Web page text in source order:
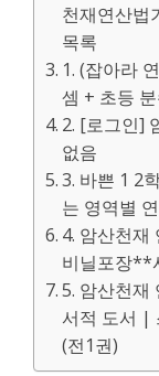
천재연산법
목록
1. (잡아라
셈 + 초등
2. [로그인]
없음
3. 바쁜 1 2
는 영역별
4. 암산천재
비닐포장**
5. 암산천재
서적 도서 |
(전1권)